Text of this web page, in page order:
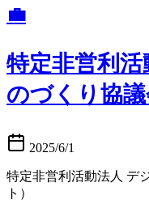
💼
特定非営利
のづくり協
2025/6/1
特定非営利活動法人 デ
ト）